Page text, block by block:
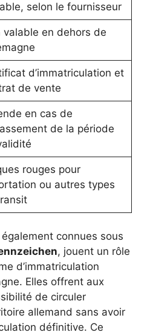
selon le fournisseur
valable en dehors de
d’immatriculation et
de vente
en cas de
de la période
rouges pour
ou autres types
également connues sous
, jouent un rôle
d’immatriculation
Elles offrent aux
de circuler
allemand sans avoir
définitive. Ce